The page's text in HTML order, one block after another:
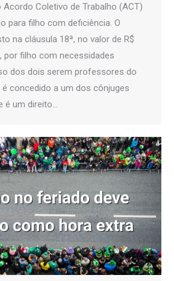
Acordo Coletivo de Trabalho (ACT)
para filho com deficiência. O
na cláusula 18ª, no valor de R$
por filho com necessidades
dos dois serem professores do
concedido a um dos cônjuges
é um direito…